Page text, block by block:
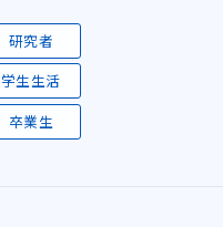
研究者
学生生活
卒業生